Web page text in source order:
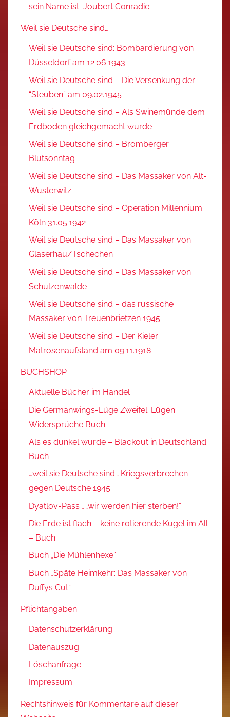
sein Name ist Joubert Conradie
Weil sie Deutsche sind…
Weil sie Deutsche sind: Bombardierung von
Düsseldorf am 12.06.1943
Weil sie Deutsche sind – Die Versenkung der
“Steuben” am 09.02.1945
Weil sie Deutsche sind – Als Swinemünde dem
Erdboden gleichgemacht wurde
Weil sie Deutsche sind – Bromberger
Blutsonntag
Weil sie Deutsche sind – Das Massaker von Alt-
Wusterwitz
Weil sie Deutsche sind – Operation Millennium
Köln 31.05.1942
Weil sie Deutsche sind – Das Massaker von
Glaserhau/Tschechen
Weil sie Deutsche sind – Das Massaker von
Schulzenwalde
Weil sie Deutsche sind – das russische
Massaker von Treuenbrietzen 1945
Weil sie Deutsche sind – Der Kieler
Matrosenaufstand am 09.11.1918
BUCHSHOP
Aktuelle Bücher im Handel
Die Germanwings-Lüge Zweifel. Lügen.
Widersprüche Buch
Als es dunkel wurde – Blackout in Deutschland
Buch
…weil sie Deutsche sind… Kriegsverbrechen
gegen Deutsche 1945
Dyatlov-Pass „…wir werden hier sterben!“
Die Erde ist flach – keine rotierende Kugel im All
– Buch
Buch „Die Mühlenhexe“
Buch „Späte Heimkehr: Das Massaker von
Duffys Cut“
Pflichtangaben
Datenschutzerklärung
Datenauszug
Löschanfrage
Impressum
Rechtshinweis für Kommentare auf dieser